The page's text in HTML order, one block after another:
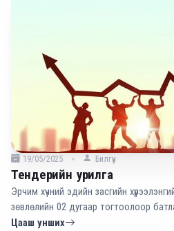
19/05/2025 Билгүүн
Тендерийн урилга
Эрчим хүчний эдийн засгийн
зөвлөлийн 02 дугаар тогтоолоор
төлөвлөгөөний дагуу Маягт-1-д
Цааш унших